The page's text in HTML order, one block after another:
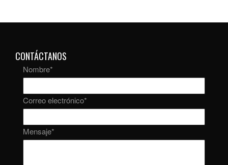
CONTÁCTANOS
Nombre*
Correo electrónico*
Mensaje*